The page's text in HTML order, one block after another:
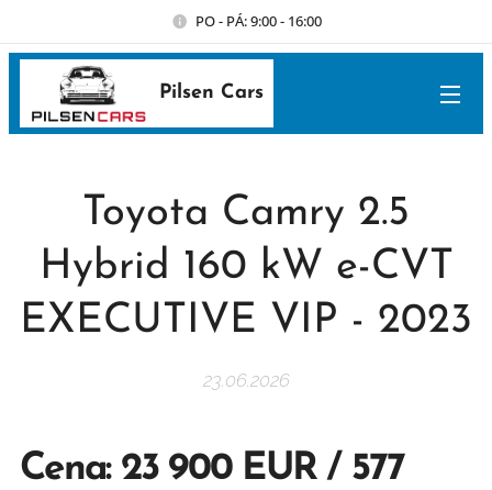
PO - PÁ: 9:00 - 16:00
Pilsen Cars
Toyota Camry 2.5
Hybrid 160 kW e-CVT
EXECUTIVE VIP - 2023
23.06.2026
Cena: 23 900 EUR / 577